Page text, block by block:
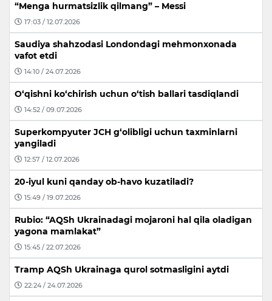
“Menga hurmatsizlik qilmang” – Messi
17:03 / 12.07.2026
Saudiya shahzodasi Londondagi mehmonxonada
vafot etdi
14:10 / 24.07.2026
O‘qishni ko‘chirish uchun o‘tish ballari tasdiqlandi
14:52 / 09.07.2026
Superkompyuter JCH g‘olibligi uchun taxminlarni
yangiladi
12:57 / 12.07.2026
20-iyul kuni qanday ob-havo kuzatiladi?
15:49 / 19.07.2026
Rubio: “AQSh Ukrainadagi mojaroni hal qila oladigan
yagona mamlakat”
15:45 / 22.07.2026
Tramp AQSh Ukrainaga qurol sotmasligini aytdi
22:24 / 24.07.2026